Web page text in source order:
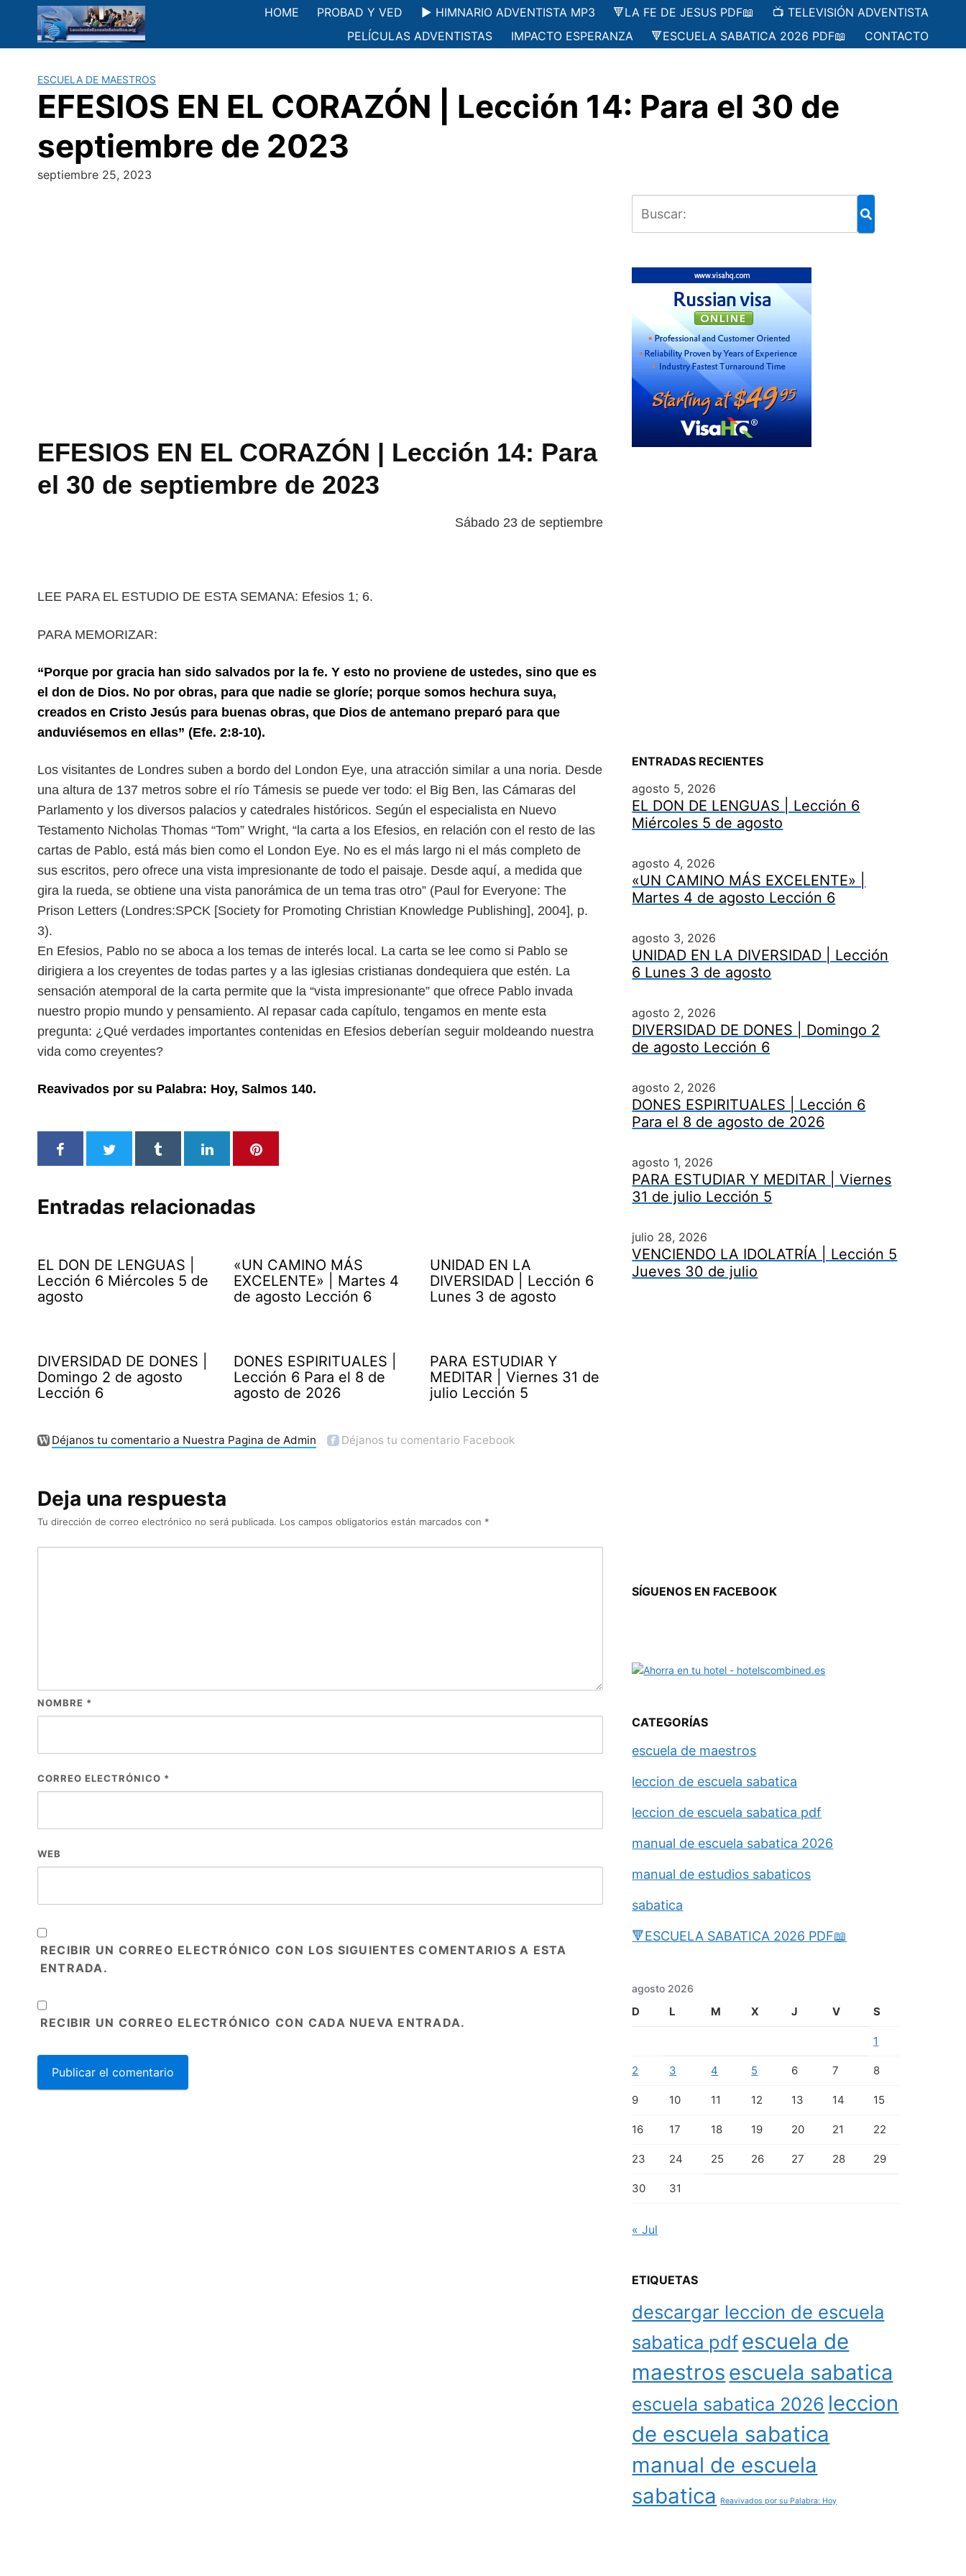
contenido
HOME PROBAD Y VED ▶️ HIMNARIO ADVENTISTA MP3 🔻LA FE DE JESUS PDF📖
📺 TELEVISIÓN ADVENTISTA
PELÍCULAS ADVENTISTAS
IMPACTO ESPERANZA 🔻ESCUELA SABATICA 2026 PDF📖 CONTACTO
ESCUELA DE MAESTROS
EFESIOS EN EL CORAZÓN | Lección 14: Para el 30 de
septiembre de 2023
septiembre 25, 2023
EFESIOS EN EL CORAZÓN | Lección 14: Para
el 30 de septiembre de 2023
Sábado 23 de septiembre
LEE PARA EL ESTUDIO DE ESTA SEMANA: Efesios 1; 6.
PARA MEMORIZAR:
“Porque por gracia han sido salvados por la fe. Y esto no proviene de ustedes, sino que es
el don de Dios. No por obras, para que nadie se gloríe; porque somos hechura suya,
creados en Cristo Jesús para buenas obras, que Dios de antemano preparó para que
anduviésemos en ellas” (Efe. 2:8-10).
Los visitantes de Londres suben a bordo del London Eye, una atracción similar a una noria. Desde
una altura de 137 metros sobre el río Támesis se puede ver todo: el Big Ben, las Cámaras del
Parlamento y los diversos palacios y catedrales históricos. Según el especialista en Nuevo
Testamento Nicholas Thomas “Tom” Wright, “la carta a los Efesios, en relación con el resto de las
cartas de Pablo, está más bien como el London Eye. No es el más largo ni el más completo de
sus escritos, pero ofrece una vista impresionante de todo el paisaje. Desde aquí, a medida que
gira la rueda, se obtiene una vista panorámica de un tema tras otro” (Paul for Everyone: The
Prison Letters (Londres:SPCK [Society for Promoting Christian Knowledge Publishing], 2004], p.
3).
En Efesios, Pablo no se aboca a los temas de interés local. La carta se lee como si Pablo se
dirigiera a los creyentes de todas partes y a las iglesias cristianas dondequiera que estén. La
sensación atemporal de la carta permite que la “vista impresionante” que ofrece Pablo invada
nuestro propio mundo y pensamiento. Al repasar cada capítulo, tengamos en mente esta
pregunta: ¿Qué verdades importantes contenidas en Efesios deberían seguir moldeando nuestra
vida como creyentes?
Reavivados por su Palabra: Hoy, Salmos 140.
Entradas relacionadas
EL DON DE LENGUAS |
Lección 6 Miércoles 5 de
agosto
«UN CAMINO MÁS
EXCELENTE» | Martes 4
de agosto Lección 6
UNIDAD EN LA
DIVERSIDAD | Lección 6
Lunes 3 de agosto
DIVERSIDAD DE DONES |
Domingo 2 de agosto
Lección 6
DONES ESPIRITUALES |
Lección 6 Para el 8 de
agosto de 2026
PARA ESTUDIAR Y
MEDITAR | Viernes 31 de
julio Lección 5
Déjanos tu comentario a Nuestra Pagina de Admin Déjanos tu comentario Facebook
Deja una respuesta
Tu dirección de correo electrónico no será publicada. Los campos obligatorios están marcados con *
NOMBRE *
CORREO ELECTRÓNICO *
WEB
RECIBIR UN CORREO ELECTRÓNICO CON LOS SIGUIENTES COMENTARIOS A ESTA
ENTRADA.
RECIBIR UN CORREO ELECTRÓNICO CON CADA NUEVA ENTRADA.
ENTRADAS RECIENTES
agosto 5, 2026
EL DON DE LENGUAS | Lección 6
Miércoles 5 de agosto
agosto 4, 2026
«UN CAMINO MÁS EXCELENTE» |
Martes 4 de agosto Lección 6
agosto 3, 2026
UNIDAD EN LA DIVERSIDAD | Lección
6 Lunes 3 de agosto
agosto 2, 2026
DIVERSIDAD DE DONES | Domingo 2
de agosto Lección 6
agosto 2, 2026
DONES ESPIRITUALES | Lección 6
Para el 8 de agosto de 2026
agosto 1, 2026
PARA ESTUDIAR Y MEDITAR | Viernes
31 de julio Lección 5
julio 28, 2026
VENCIENDO LA IDOLATRÍA | Lección 5
Jueves 30 de julio
SÍGUENOS EN FACEBOOK
CATEGORÍAS
escuela de maestros
leccion de escuela sabatica
leccion de escuela sabatica pdf
manual de escuela sabatica 2026
manual de estudios sabaticos
sabatica
🔻ESCUELA SABATICA 2026 PDF📖
agosto 2026
D L M X J V S
1
2 3 4 5 6 7 8
9 10 11 12 13 14 15
16 17 18 19 20 21 22
23 24 25 26 27 28 29
30 31
« Jul
ETIQUETAS
descargar leccion de escuela
sabatica pdfescuela de
maestros escuela sabatica
escuela sabatica 2026 leccion
de escuela sabatica
manual de escuela
sabatica
Reavivados por su Palabra: Hoy